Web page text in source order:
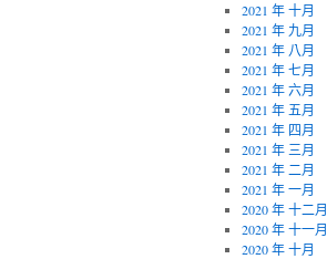
2021 年 十月
2021 年 九月
2021 年 八月
2021 年 七月
2021 年 六月
2021 年 五月
2021 年 四月
2021 年 三月
2021 年 二月
2021 年 一月
2020 年 十二月
2020 年 十一月
2020 年 十月